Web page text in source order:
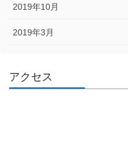
2019年10月
2019年3月
アクセス